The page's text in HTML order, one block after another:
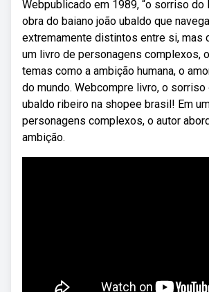
Webpublicado em 1989, “o sorriso do
obra do baiano joão ubaldo que
extremamente distintos entre si, mas
um livro de personagens complexos,
temas como a ambição humana, o
do mundo. Webcompre livro, o sorriso
ubaldo ribeiro na shopee brasil! Em
personagens complexos, o autor
ambição.